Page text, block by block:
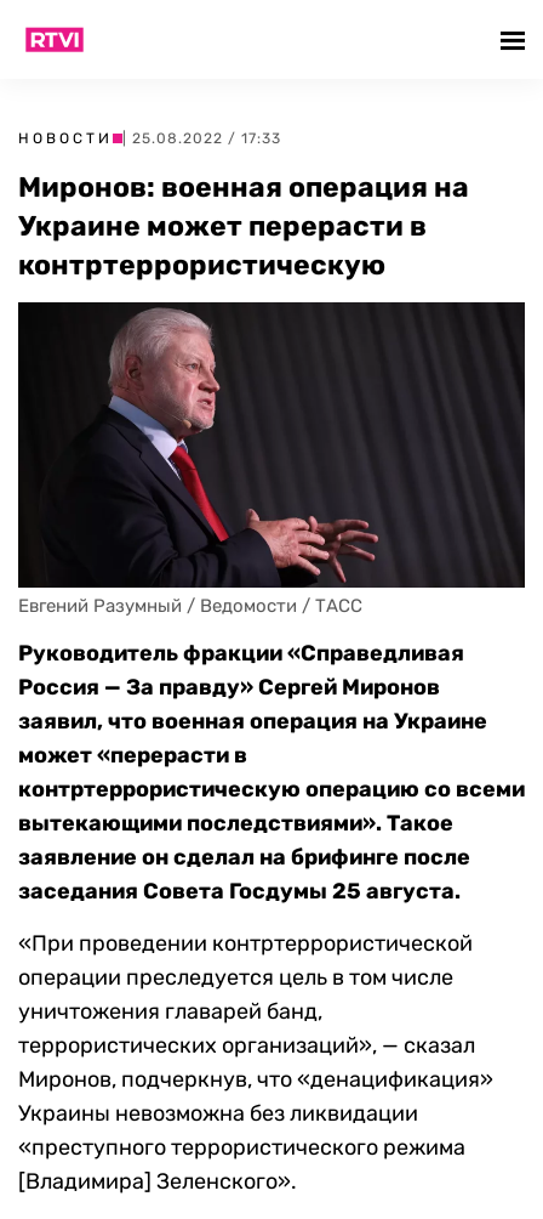
НОВОСТИ | 25.08.2022 / 17:33
Миронов: военная операция на
Украине может перерасти в
контртеррористическую
Евгений Разумный / Ведомости / ТАСС
Руководитель фракции «Справедливая
Россия — За правду» Сергей Миронов
заявил, что военная операция на Украине
может «перерасти в
контртеррористическую операцию со всеми
вытекающими последствиями». Такое
заявление он сделал на брифинге после
заседания Совета Госдумы 25 августа.
«При проведении контртеррористической
операции преследуется цель в том числе
уничтожения главарей банд,
террористических организаций», — сказал
Миронов, подчеркнув, что «денацификация»
Украины невозможна без ликвидации
«преступного террористического режима
[Владимира] Зеленского».